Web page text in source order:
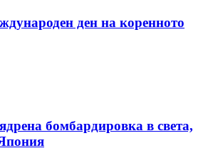
ден на коренното
бомбардировка в света,